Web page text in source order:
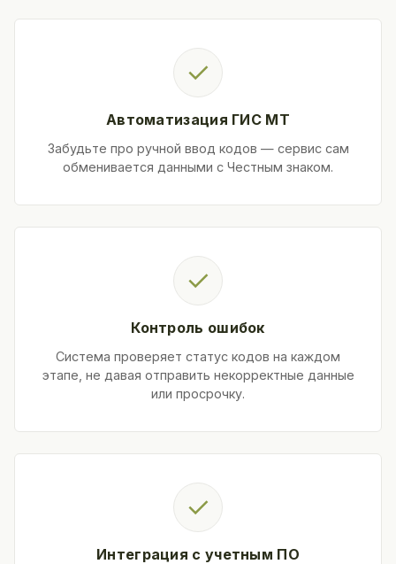
✓
Автоматизация ГИС МТ
Забудьте про ручной ввод кодов — сервис сам
обменивается данными с Честным знаком.
✓
Контроль ошибок
Система проверяет статус кодов на каждом
этапе, не давая отправить некорректные данные
или просрочку.
✓
Интеграция с учетным ПО